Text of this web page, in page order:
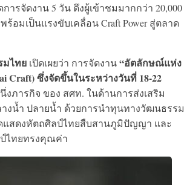
ารจัดงาน 5 วัน ดึงผู้เข้าชมมากกว่า 20,000
อมเป็นแรงขับเคลื่อน Craft Power สู่ตลาด
มไทย เปิดเผยว่า การจัดงาน“อัตลักษณ์แห่ง
Craft) ซึ่งจัดขึ้นในระหว่างวันที่ 18-22
งภารกิจ ของ สศท. ในด้านการส่งเสริม
งน้ำ ปลายน้ำ ด้วยการนำทุนทางวัฒนธรรม
แสดงหัตถศิลป์ไทยสืบสานภูมิปัญญา และ
ไทยทรงคุณค่า